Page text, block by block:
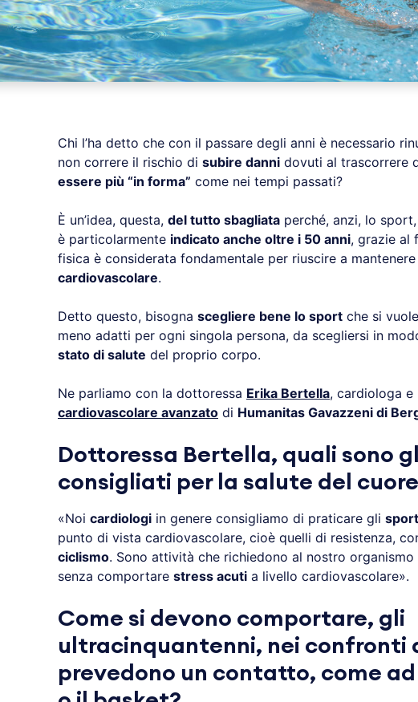
Chi l’ha detto che con il passare degli anni è necessario
non correre il rischio di subire danni dovuti al trascorrere
essere più “in forma” come nei tempi passati?
È un’idea, questa, del tutto sbagliata perché, anzi, lo
è particolarmente indicato anche oltre i 50 anni, grazie al
fisica è considerata fondamentale per riuscire a mantenere
cardiovascolare.
Detto questo, bisogna scegliere bene lo sport che si
meno adatti per ogni singola persona, da scegliersi in
stato di salute del proprio corpo.
Ne parliamo con la dottoressa Erika Bertella, cardiologa e
cardiovascolare avanzato di Humanitas Gavazzeni di
Dottoressa Bertella, quali sono
consigliati per la salute del
«Noi cardiologi in genere consigliamo di praticare gli
punto di vista cardiovascolare, cioè quelli di resistenza,
ciclismo. Sono attività che richiedono al nostro organismo
senza comportare stress acuti a livello cardiovascolare».
Come si devono comportare, gli
ultracinquantenni, nei confronti
prevedono un contatto, come